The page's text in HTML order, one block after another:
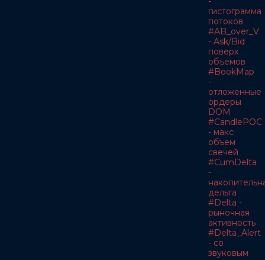
гистограмма
потоков
#AB_over_V
- Ask/Bid
поверх
объемов
#BookMap
-
отложенные
ордеры
DOM
#CandlePOC
- макс
объем
свечей
#CumDelta
-
дельта
#Delta -
рыночная
активность
#Delta_Alert
- со
звуковым